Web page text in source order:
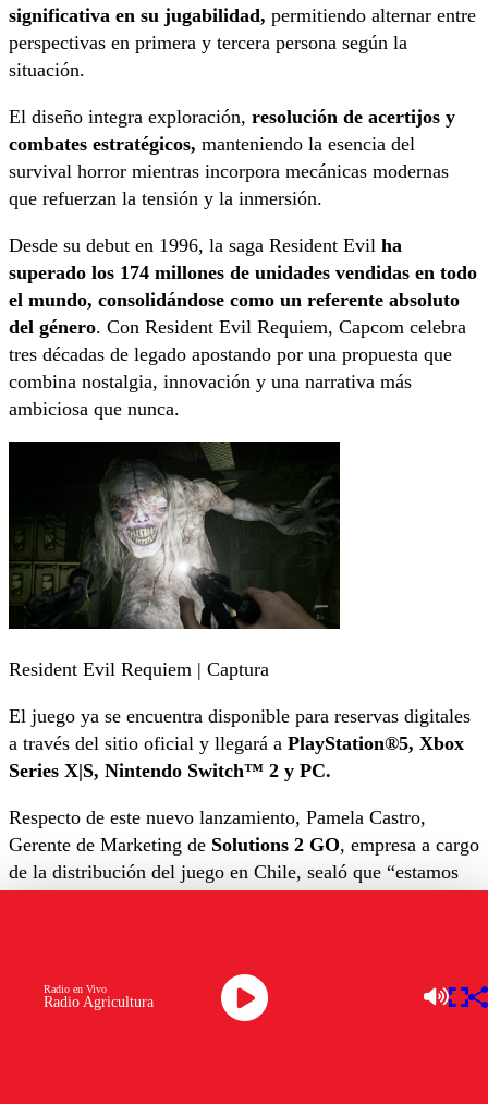
significativa en su jugabilidad, permitiendo alternar entre
perspectivas en primera y tercera persona según la
situación.
El diseño integra exploración, resolución de acertijos y
combates estratégicos, manteniendo la esencia del
survival horror mientras incorpora mecánicas modernas
que refuerzan la tensión y la inmersión.
Desde su debut en 1996, la saga Resident Evil ha
superado los 174 millones de unidades vendidas en todo
el mundo, consolidándose como un referente absoluto
del género. Con Resident Evil Requiem, Capcom celebra
tres décadas de legado apostando por una propuesta que
combina nostalgia, innovación y una narrativa más
ambiciosa que nunca.
Resident Evil Requiem | Captura
El juego ya se encuentra disponible para reservas digitales
a través del sitio oficial y llegará a PlayStation®5, Xbox
Series X|S, Nintendo Switch™ 2 y PC.
Respecto de este nuevo lanzamiento, Pamela Castro,
Gerente de Marketing de Solutions 2 GO, empresa a cargo
de la distribución del juego en Chile, sealó que “estamos
títulos más esperados para este 2026”.
Por su parte, Mario Vigorena,Gerente de Marketing de
Radio Agricultura
Radio en Vivo